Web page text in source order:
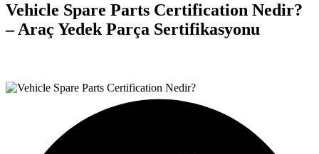
Vehicle Spare Parts Certification Nedir?
– Araç Yedek Parça Sertifikasyonu